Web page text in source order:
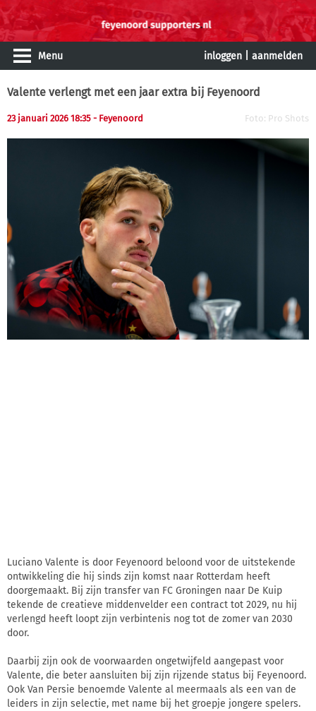
Menu inloggen aanmelden
Valente verlengt met een jaar extra bij Feyenoord
23 januari 2026 18:35 - Feyenoord Foto: Pro Shots
Luciano Valente is door Feyenoord beloond voor de uitstekende
ontwikkeling die hij sinds zijn komst naar Rotterdam heeft
doorgemaakt. Bij zijn transfer van FC Groningen naar De Kuip
tekende de creatieve middenvelder een contract tot 2029, nu hij
verlengd heeft loopt zijn verbintenis nog tot de zomer van 2030
door.
Daarbij zijn ook de voorwaarden ongetwijfeld aangepast voor
Valente, die beter aansluiten bij zijn rijzende status bij Feyenoord.
Ook Van Persie benoemde Valente al meermaals als een van de
leiders in zijn selectie, met name bij het groepje jongere spelers.